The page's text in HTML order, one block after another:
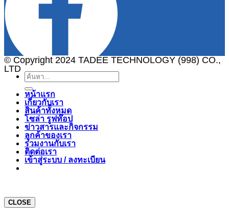
© Copyright 2024 TADEE TECHNOLOGY (998) CO.,
LTD
ค้นหา:
หน้าแรก
เกี่ยวกับเรา
สินค้าทั้งหมด
โซล่า รูฟท๊อป
ข่าวสารและกิจกรรม
ลูกค้าของเรา
ร่วมงานกับเรา
ติดต่อเรา
เข้าสู่ระบบ / ลงทะเบียน
CLOSE